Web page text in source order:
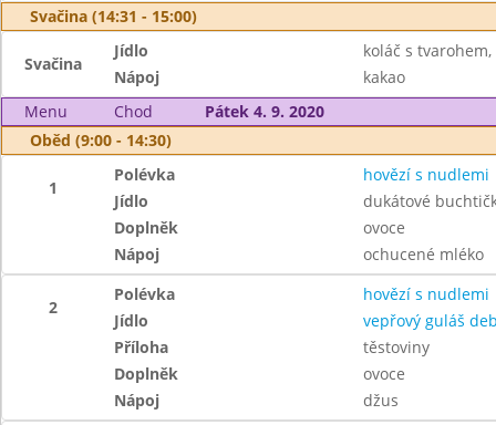
Svačina (14:31 - 15:00)
Svačina
Jídlo
koláč s tvarohem,
Nápoj
kakao
Menu
Chod
Pátek 4. 9. 2020
Oběd (9:00 - 14:30)
1
Polévka
hovězí s nudlemi
Jídlo
dukátové
Doplněk
ovoce
Nápoj
ochucené mléko
2
Polévka
hovězí s nudlemi
Jídlo
vepřový guláš
Příloha
těstoviny
Doplněk
ovoce
Nápoj
džus